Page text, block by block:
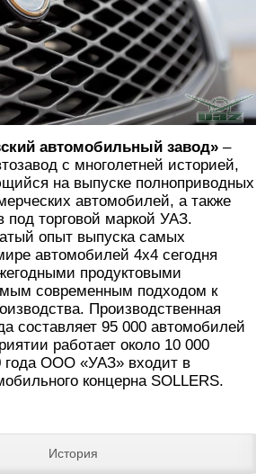
автомобильный завод» –
с многолетней историей,
на выпуске полноприводных
автомобилей, а также
под торговой маркой УАЗ.
опыт выпуска самых
автомобилей 4х4 сегодня
продуктовыми
современным подходом к
Производственная
составляет 95 000 автомобилей
работает около 10 000
года ООО «УАЗ» входит в
концерна SOLLERS.
История